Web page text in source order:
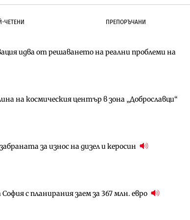
ЧЕТЕНИ ПРЕПОРЪЧАНИ
идва от решаването на реални проблеми на
на космическия център в зона „Доброславци“
за износ на дизел и керосин
с планирания заем за 367 млн. евро
Петрохан ще върви паралелно с екологичните
езеро става част от бъдещата магистрала
за преместването на трамвайното
придобиване на Euroapi Italy
Петрохан ще върви паралелно с екологичните
придобиване на Euroapi Italy
пазар има огромен потенциал за растеж
и същите обезщетения: НС прие социалния